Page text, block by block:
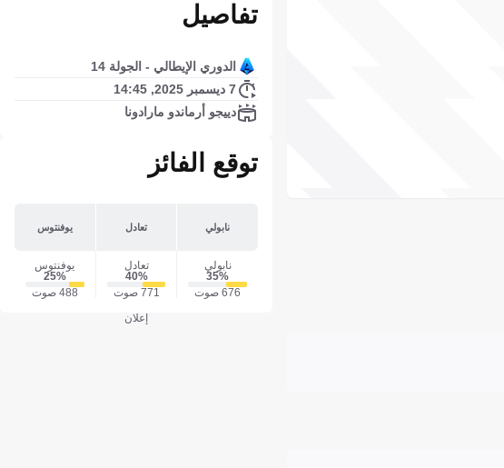
تفاصيل
الدوري الإيطالي - الجولة 14
7 ديسمبر 2025, 14:45
دييجو أرماندو مارادونا
توقع الفائز
نابولي تعادل يوفنتوس
نابولي
35‎%‎
676 صوت
تعادل
40‎%‎
771 صوت
يوفنتوس
25‎%‎
488 صوت
إعلان